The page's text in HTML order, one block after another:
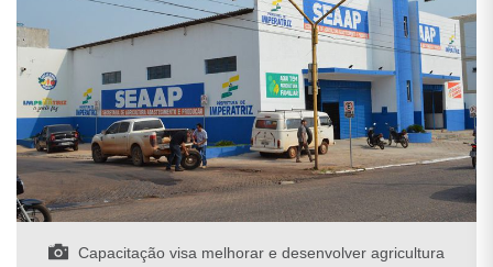
Capacitação visa melhorar e desenvolver agricultura